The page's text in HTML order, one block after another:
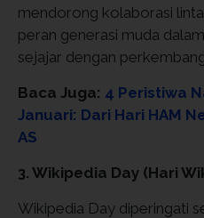
mendorong kolaborasi
peran generasi muda
sejajar dengan
Baca Juga: 4 Peristiwa
Januari: Dari Hari HAM
AS
3. Wikipedia Day (Hari
Wikipedia Day diperingati